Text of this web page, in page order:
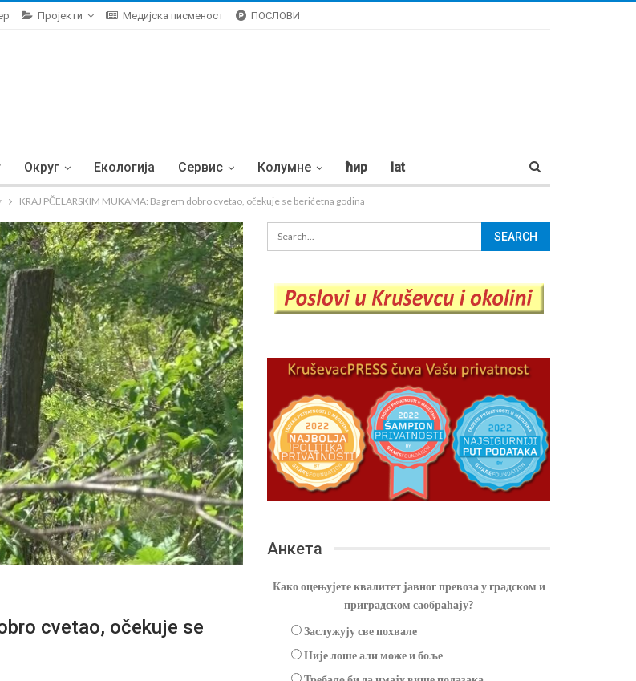
Пројекти Медијска писменост ПОСЛОВИ
Округ Екологија Сервис Колумне ћир lat
KRAJ PČELARSKIM MUKAMA: Bagrem dobro cvetao, očekuje se berićetna godina
cvetao, očekuje se
Анкета
Како оцењујете квалитет јавног превоза у градском и
приградском саобраћају?
Заслужују све похвале
Није лоше али може и боље